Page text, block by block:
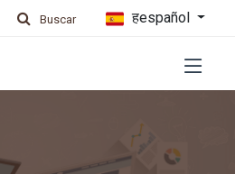
Buscar हespañol